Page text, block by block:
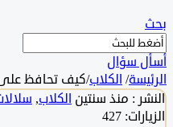
سؤال
/الكلاب/كيف تحافظ على صحة
:منذ سنتين الكلاب,سلالات
427